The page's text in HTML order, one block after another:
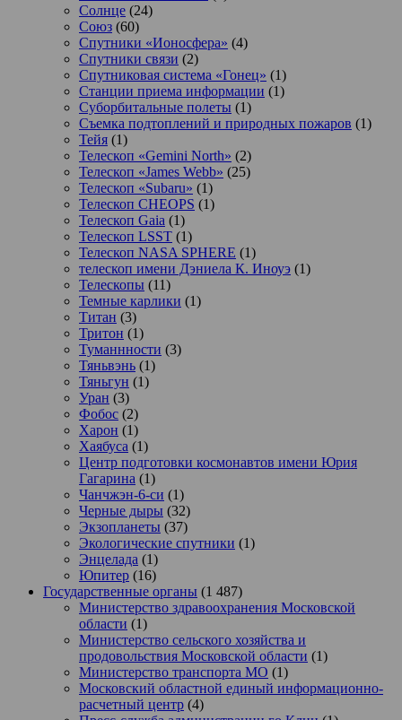
Солнце (24)
Союз (60)
Спутники «Ионосфера» (4)
Спутники связи (2)
Спутниковая система «Гонец» (1)
Станции приема информации (1)
Суборбитальные полеты (1)
Съемка подтоплений и природных пожаров (1)
Тейя (1)
Телескоп «Gemini North» (2)
Телескоп «James Webb» (25)
Телескоп «Subaru» (1)
Телескоп CHEOPS (1)
Телескоп Gaia (1)
Телескоп LSST (1)
Телескоп NASA SPHERE (1)
телескоп имени Дэниела К. Иноуэ (1)
Телескопы (11)
Темные карлики (1)
Титан (3)
Тритон (1)
Туманнности (3)
Тяньвэнь (1)
Тяньгун (1)
Уран (3)
Фобос (2)
Харон (1)
Хаябуса (1)
Центр подготовки космонавтов имени Юрия
Гагарина (1)
Чанчжэн-6-си (1)
Черные дыры (32)
Экзопланеты (37)
Экологические спутники (1)
Энцелада (1)
Юпитер (16)
Государственные органы (1 487)
Министерство здравоохранения Московской
области (1)
Министерство сельского хозяйства и
продовольствия Московской области (1)
Министерство транспорта МО (1)
Московский областной единый информационно-
расчетный центр (4)